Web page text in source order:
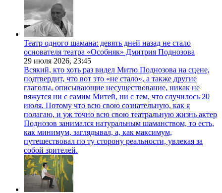
Театр одного шамана: девять дней назад не стало
основателя театра «Особняк» Дмитрия Поднозова
29 июля 2026, 23:45
Всякий, кто хоть раз видел Митю Поднозова на сцене,
подтвердит, что вот это «не стало», а также другие
глаголы, описывающие несуществование, никак не
вяжутся ни с самим Митей, ни с тем, что случилось 20
июля. Потому что всю свою сознательную, как я
полагаю, и уж точно всю свою театральную жизнь актер
Поднозов занимался натуральным шаманством, то есть,
как минимум, заглядывал, а, как максимум,
путешествовал по ту сторону реальности, увлекая за
собой зрителей.